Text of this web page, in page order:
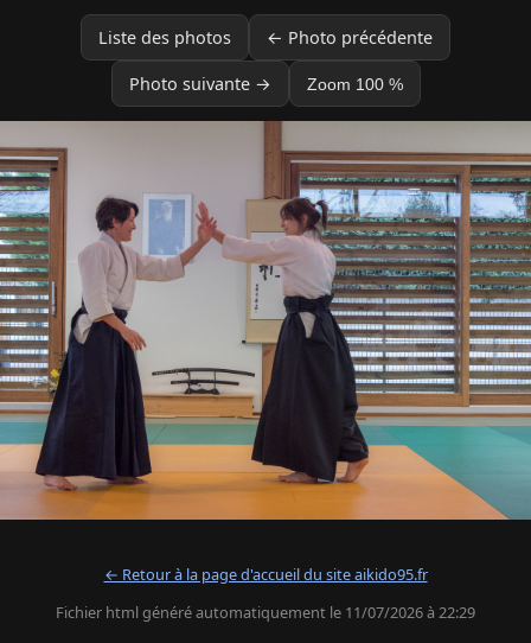
Liste des photos ← Photo précédente
Photo suivante → Zoom 100 %
← Retour à la page d'accueil du site aikido95.fr
Fichier html généré automatiquement le 11/07/2026 à 22:29